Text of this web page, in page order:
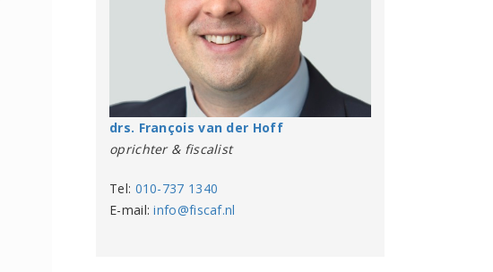
drs. François van der Hoff
oprichter & fiscalist
Tel: 010-737 1340
E-mail:info@fiscaf.nl